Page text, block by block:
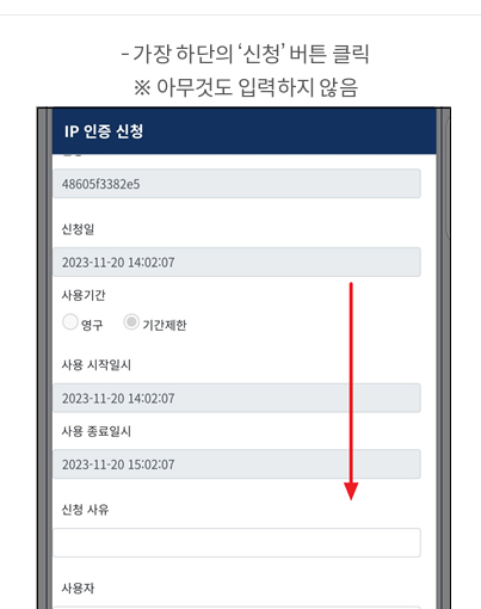
- 가장 하단의 ‘신청’ 버튼 클릭
※ 아무것도 입력하지 않음